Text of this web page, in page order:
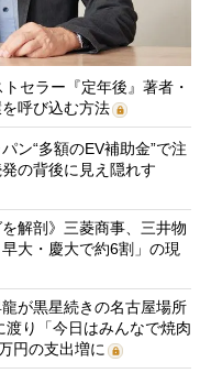
セラー『定年後』著者・
呼び込む方法
ン“多額のEV補助金”で注
の背後に見え隠れす
解剖》三菱商事、三井物
大・慶大で約6割」の現
が黒星続きの名古屋場所
り「今日はみんなで焼肉
円の支出増に